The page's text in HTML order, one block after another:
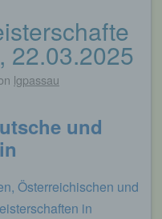
22.03.2025
lgpassau
und
Österreichischen und
in